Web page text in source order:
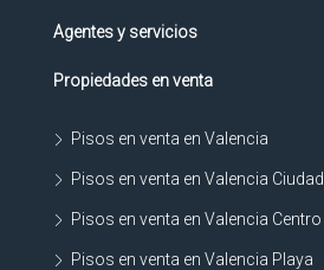
Agentes y servicios
Propiedades en venta
Pisos en venta en Valencia
Pisos en venta en Valencia Ciudad
Pisos en venta en Valencia Centro
Pisos en venta en Valencia Playa